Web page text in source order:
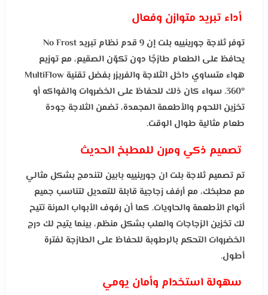
أداء تبريد متوازن وفعال
توفر ثلاجة جورينييه بلت إن 9 قدم نظام تبريد No Frost
يحافظ على الطعام طازجًا دون تكوّن الصقيع، مع توزيع
هواء متساوي داخل الثلاجة والفريزر بفضل تقنية MultiFlow
360°. سواء كان ذلك للحفاظ على الخضروات والفواكه أو
تخزين اللحوم والأطعمة المجمدة، تضمن الثلاجة جودة
طعام مثالية طوال الوقت.
تصميم ذكي ومرن للمطبخ الحديث
تم تصميم ثلاجة بلت ان جورينييه بابين لتندمج بشكل مثالي
مع مطبخك، مع أرفف زجاجية قابلة للتعديل لتناسب جميع
أنواع الأطعمة والحاويات. كما أن رفوف الأبواب المرنة تتيح
لك تخزين الزجاجات والعلب بشكل منظم، بينما يتيح لك درج
الخضروات التحكم بالرطوبة للحفاظ على الطازجة لفترة
أطول.
سهولة استخدام وأمان يومي